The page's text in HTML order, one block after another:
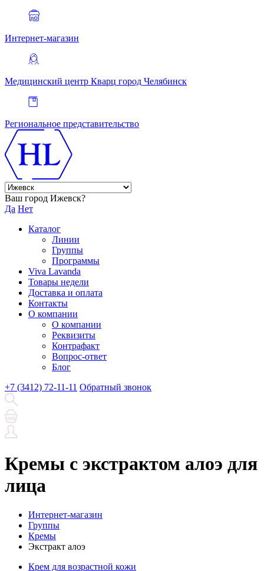
Интернет-магазин
Медицинский центр Кварц город Челябинск
Региональное представительство
Ваш город Ижевск?
Да Нет
Каталог
Линии
Группы
Программы
Viva Lavanda
Товары недели
Доставка и оплата
Контакты
О компании
О компании
Реквизиты
Контрафакт
Вопрос-ответ
Блог
+7 (3412) 72-11-11 Обратный звонок
Кремы с экстрактом алоэ для
лица
Интернет-магазин
Группы
Кремы
Экстракт алоэ
Крем для возрастной кожи